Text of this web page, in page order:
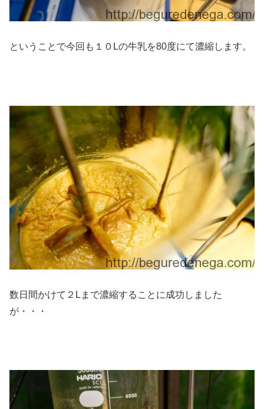
ということで今回も１０Lの牛乳を80度にて濃縮します。
数日間かけて２Lまで濃縮することに成功しました
が・・・